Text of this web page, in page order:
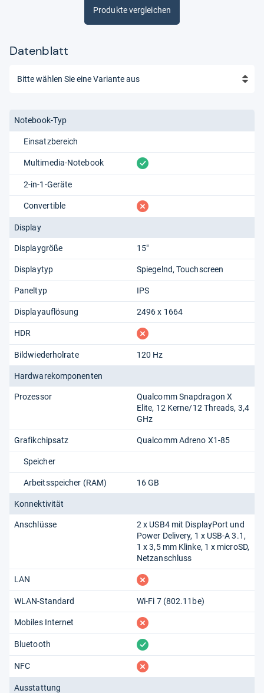
Produkte vergleichen
Datenblatt
Notebook-Typ
Einsatzbereich
Multimedia-Notebook vorhanden
2-in-1-Geräte
Convertible fehlt
Display
Displaygröße 15"
Displaytyp Spiegelnd Touchscreen
Paneltyp IPS
Displayauflösung 2496 x 1664
HDR fehlt
Bildwiederholrate 120 Hz
Hardwarekomponenten
Prozessor
Qualcomm Snapdragon X
Elite, 12 Kerne/12 Threads, 3,4
GHz
Grafikchipsatz Qualcomm Adreno X1-85
Speicher
Arbeitsspeicher (RAM) 16 GB
Konnektivität
Anschlüsse
2 x USB4 mit DisplayPort und
Power Delivery, 1 x USB-A 3.1,
1 x 3,5 mm Klinke, 1 x microSD,
Netzanschluss
LAN fehlt
WLAN-Standard Wi-Fi 7 (802.11​be)
Mobiles Internet fehlt
Bluetooth vorhanden
NFC fehlt
Ausstattung